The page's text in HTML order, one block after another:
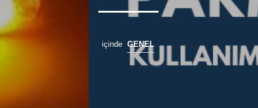
içinde GENEL